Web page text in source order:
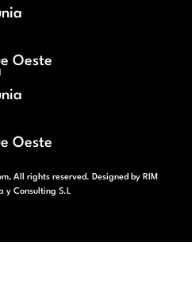
Oeste
Oeste
All rights reserved. Designed by RIM
y Consulting S.L